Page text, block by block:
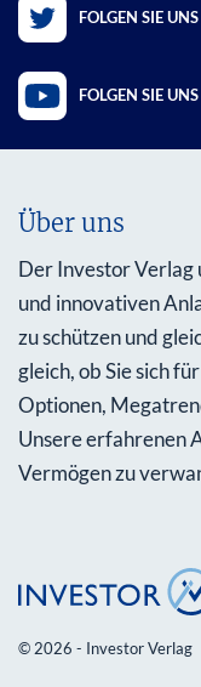
FOLGEN SIE
FOLGEN SIE
Über uns
Der Investor Verlag
und innovativen
zu schützen und
gleich, ob Sie sich
Optionen,
Unsere erfahrenen
Vermögen zu
© 2026 - Investor Verlag